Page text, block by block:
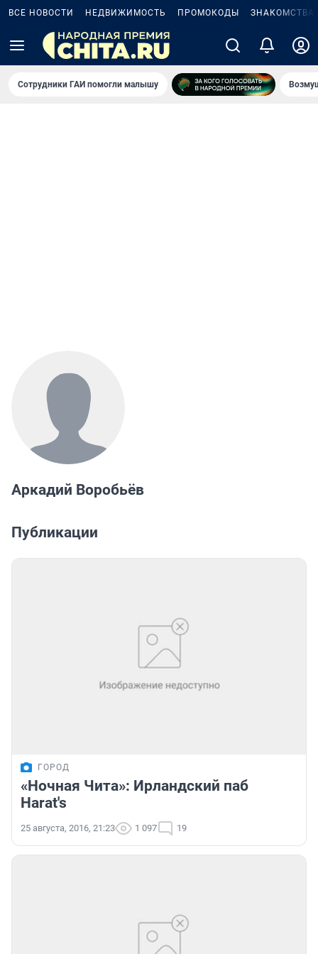
ВСЕ НОВОСТИ НЕДВИЖИМОСТЬ ПРОМОКОДЫ ЗНАКОМСТВА
Сотрудники ГАИ помогли малышу
Аркадий Воробьёв
Публикации
ГОРОД
«Ночная Чита»: Ирландский паб
Harat's
25 августа, 2016, 21:23 1 097 19